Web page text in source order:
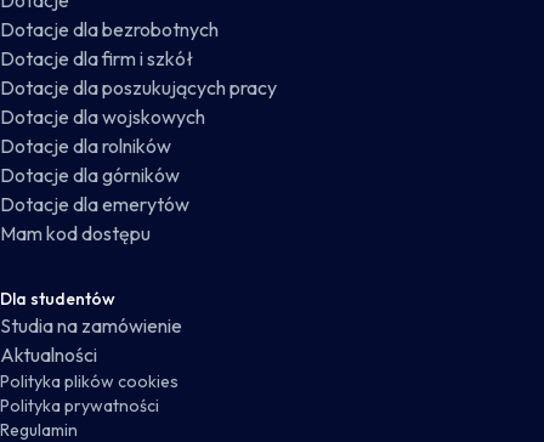
Dotacje dla bezrobotnych
Dotacje dla firm i szkół
Dotacje dla poszukujących pracy
Dotacje dla wojskowych
Dotacje dla rolników
Dotacje dla górników
Dotacje dla emerytów
Mam kod dostępu
Dla studentów
Studia na zamówienie
Aktualności
Polityka plików cookies
Polityka prywatności
Regulamin